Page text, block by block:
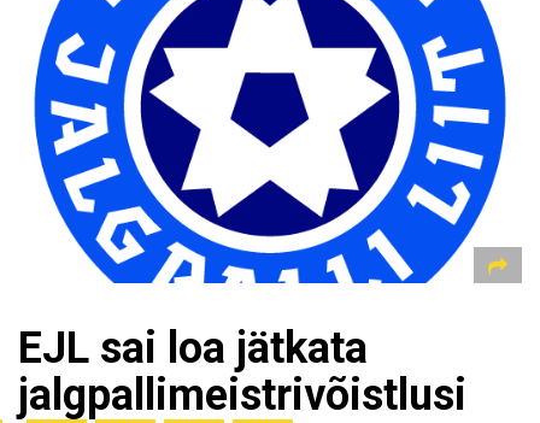
EJL sai loa jätkata
jalgpallimeistrivõistlusi